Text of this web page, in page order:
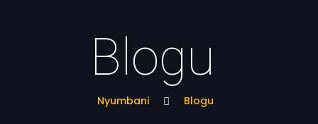
Blogu
Nyumbani Blogu